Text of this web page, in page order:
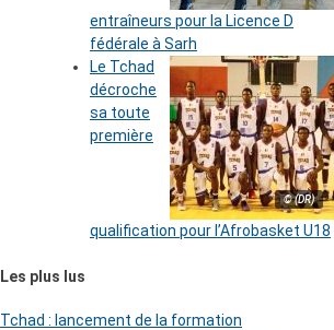
entraîneurs pour la Licence D
fédérale à Sarh
© (DR)
Le Tchad
décroche
sa toute
première
qualification pour l’Afrobasket U18
Les plus lus
Tchad : lancement de la formation